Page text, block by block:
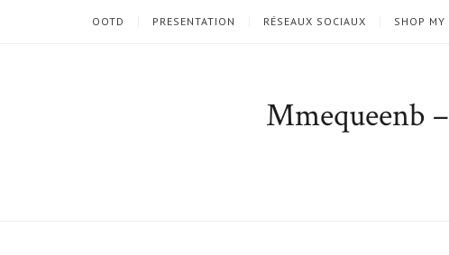
OOTD PRESENTATION RÉSEAUX SOCIAUX SHOP MY
Mmequeenb